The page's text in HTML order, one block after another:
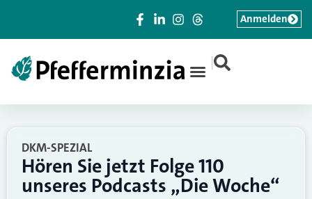
|
Anmelden
DKM-SPEZIAL
Hören Sie jetzt Folge 110
unseres Podcasts „Die Woche“